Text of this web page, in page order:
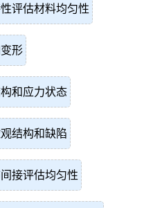
评估材料均匀性
形
和应力状态
结构和缺陷
接评估均匀性